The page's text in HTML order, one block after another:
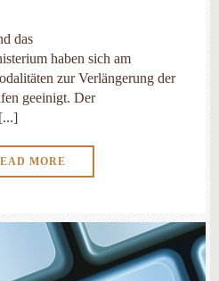
das
haben sich am
zur Verlängerung der
geeinigt. Der
MORE